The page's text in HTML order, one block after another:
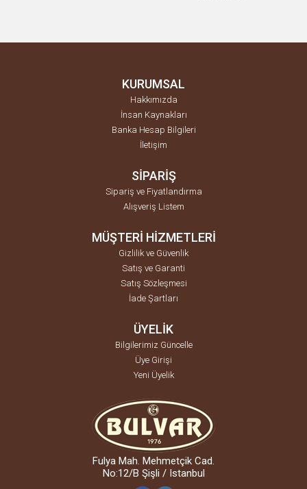
KURUMSAL
Hakkımızda
İnsan Kaynakları
Banka Hesap Bilgileri
İletişim
SİPARİŞ
Sipariş ve Fiyatlandırma
Alışveriş Listem
MÜŞTERİ HİZMETLERİ
Gizlilik ve Güvenlik
Satış ve Garanti
Satış Sözleşmesi
İade Şartları
ÜYELİK
Bilgilerimiz Güncelle
Üye Girişi
Yeni Üyelik
Fulya Mah. Mehmetçik Cad.
No:12/B Şişli / Istanbul